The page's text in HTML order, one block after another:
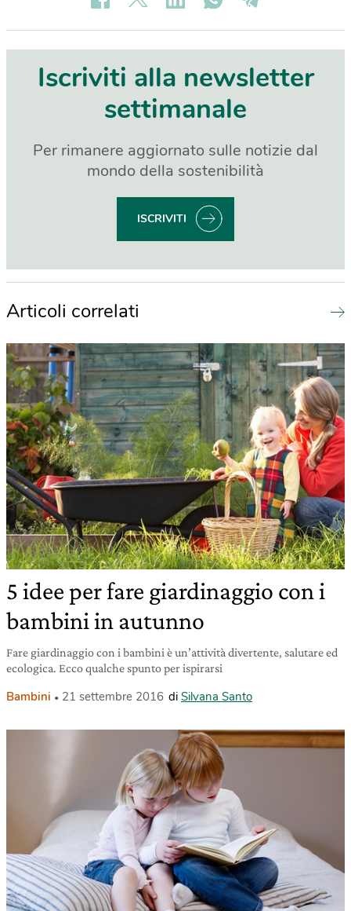
Iscriviti alla newsletter
settimanale
Per rimanere aggiornato sulle notizie dal
mondo della sostenibilità
ISCRIVITI
Articoli correlati
5 idee per fare giardinaggio con i
bambini in autunno
Fare giardinaggio con i bambini è un’attività divertente, salutare ed
ecologica. Ecco qualche spunto per ispirarsi
Bambini 21 settembre 2016 di Silvana Santo